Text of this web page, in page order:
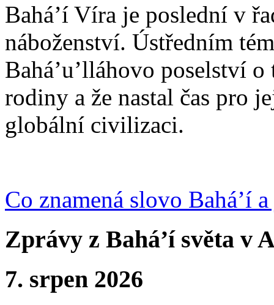
Bahá’í Víra je poslední v
náboženství. Ústředním
Bahá’u’lláhovo poselství
rodiny a že nastal čas pro
globální civilizaci.
Co znamená slovo Bahá’í
Zprávy z Bahá’í světa v
7. srpen 2026